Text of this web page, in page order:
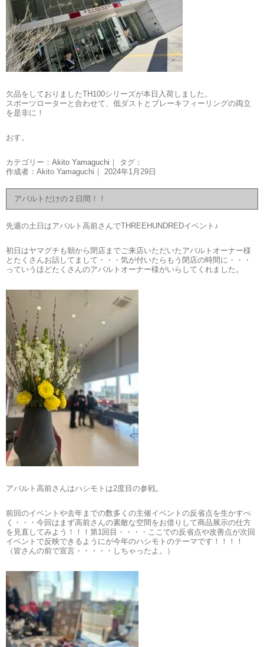
欠品をしておりましたTH100シリーズが本日入荷しました。
スポーツローターと合わせて、低ダストとブレーキフィーリングの両立
を是非に！
おす。
カテゴリー： Akito Yamaguchi ｜ タグ：
作成者：Akito Yamaguchi｜ 2024年1月29日
アバルトだけの２日間！！
先週の土日はアバルト高前さんでTHREEHUNDREDイベント♪
初日はヤマグチも朝から閉店までご来店いただいたアバルトオーナー様
とたくさんお話してまして・・・気が付いたらもう閉店の時間に・・・
っていうほどたくさんのアバルトオーナー様がいらしてくれました。
アバルト高前さんはハシモトは2度目の参戦。
前回のイベントや去年までの数多くの主催イベントの反省点を生かすべ
く・・・今回はまず高前さんの素敵な空間をお借りして商品展示の仕方
を見直してみよう！！！第1回目・・・・ここでの反省点や改善点が次回
イベントで反映できるようにが今年のハシモトのテーマです！！！！
（皆さんの前で宣言・・・・・しちゃったよ。）